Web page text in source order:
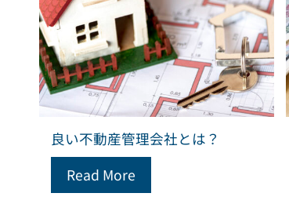
良い不動産管理会社とは？
Read More